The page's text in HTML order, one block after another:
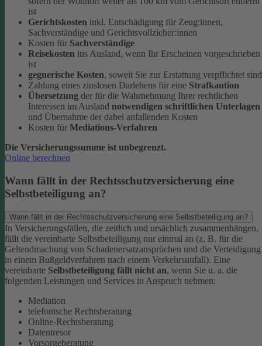
ist
Gerichtskosten inkl. Entschädigung für Zeug:innen,
Sachverständige und Gerichtsvollzieher:innen
Kosten für Sachverständige
Reisekosten ins Ausland, wenn Ihr Erscheinen vorgeschrieben
ist
gegnerische Kosten, soweit Sie zur Erstattung verpflichtet sind
Zahlung eines zinslosen Darlehens für eine Strafkaution
Übersetzung der für die Wahrnehmung Ihrer rechtlichen
Interessen im Ausland notwendigen schriftlichen Unterlagen
und Übernahme der dabei anfallenden Kosten
Kosten für Mediations-Verfahren
Die Versicherungssumme ist unbegrenzt.
Online berechnen
Wann fällt in der Rechtsschutzversicherung eine
Selbstbeteiligung an?
Wann fällt in der Rechtsschutzversicherung eine Selbstbeteiligung an?
In Versicherungsfällen, die zeitlich und ursächlich zusammenhängen,
fällt die vereinbarte Selbstbeteiligung nur einmal an (z. B. für die
Geltendmachung von Schadenersatzansprüchen und die Verteidigung
in einem Bußgeldverfahren nach einem Verkehrsunfall). Eine
vereinbarte Selbstbeteiligung fällt nicht an, wenn Sie u. a. die
folgenden Leistungen und Services in Anspruch nehmen:
Mediation
telefonische Rechtsberatung
Online-Rechtsberatung
Datentresor
Vorsorgeberatung